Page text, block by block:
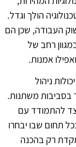
הולך וגדל.
העבודה, שכן הם
רחב של
אמנות.
ניהול
בסביבות משתנות.
להתמודד עם
תחום שבו יבחרו
רק בהכנה